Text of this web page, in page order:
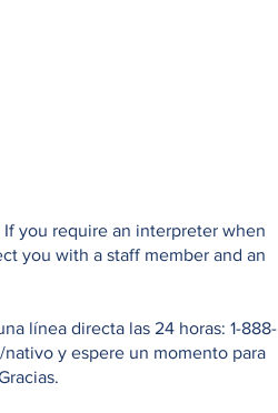
you require an interpreter when
you with a staff member and an
línea directa las 24 horas: 1-888-
y espere un momento para